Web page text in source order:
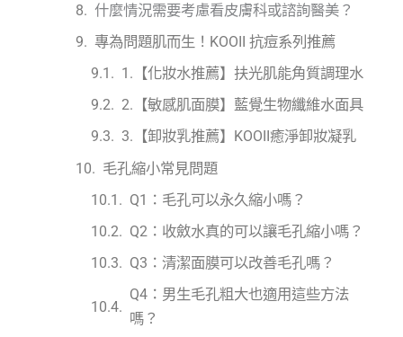
什麼情況需要考慮看皮膚科或諮詢醫美？
專為問題肌而生！KOOII 抗痘系列推薦
1.【化妝水推薦】扶光肌能角質調理水
2.【敏感肌面膜】藍覺生物纖維水面具
3.【卸妝乳推薦】KOOII癒淨卸妝凝乳
毛孔縮小常見問題
Q1：毛孔可以永久縮小嗎？
Q2：收斂水真的可以讓毛孔縮小嗎？
Q3：清潔面膜可以改善毛孔嗎？
Q4：男生毛孔粗大也適用這些方法
嗎？